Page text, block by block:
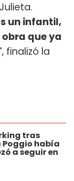
un infantil,
que ya
, finalizó la
tras
había
a seguir en